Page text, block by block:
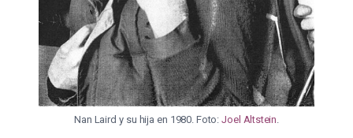
Nan Laird y su hija en 1980. Foto:Joel Altstein.